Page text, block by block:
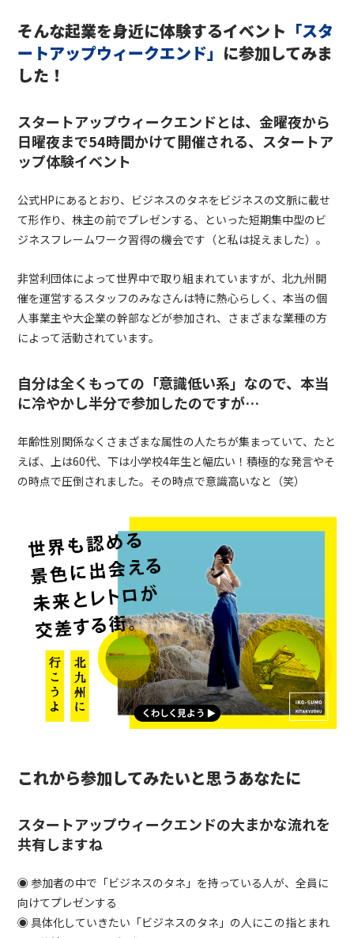
そんな起業を身近に体験するイベント 「スタ
ートアップウィークエンド」 に参加してみま
した！
スタートアップウィークエンドとは、金曜夜から
日曜夜まで54時間かけて開催される、スタートア
ップ体験イベント
公式HPにあるとおり、ビジネスのタネをビジネスの文脈に載せ
て形作り、株主の前でプレゼンする、といった短期集中型のビ
ジネスフレームワーク習得の機会です（と私は捉えました）。
非営利団体によって世界中で取り組まれていますが、北九州開
催を運営するスタッフのみなさんは特に熱心らしく、本当の個
人事業主や大企業の幹部などが参加され、さまざまな業種の方
によって活動されています。
自分は全くもっての「意識低い系」なので、本当
に冷やかし半分で参加したのですが…
年齢性別関係なくさまざまな属性の人たちが集まっていて、たと
えば、上は60代、下は小学校4年生と幅広い！積極的な発言やそ
の時点で圧倒されました。その時点で意識高いなと（笑）
これから参加してみたいと思うあなたに
スタートアップウィークエンドの大まかな流れを
共有しますね
◉ 参加者の中で「ビジネスのタネ」を持っている人が、全員に
向けてプレゼンする
◉ 具体化していきたい「ビジネスのタネ」の人にこの指とまれ